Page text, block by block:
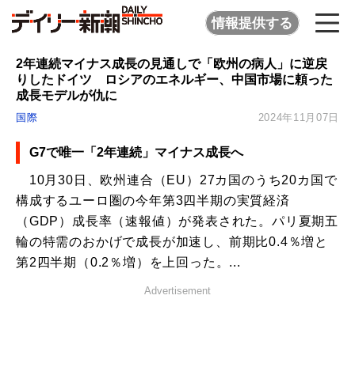
情報提供する
2年連続マイナス成長の見通しで「欧州の病人」に逆戻
りしたドイツ ロシアのエネルギー、中国市場に頼った
成長モデルが仇に
国際 2024年11月07日
G7で唯一「2年連続」マイナス成長へ
10月30日、欧州連合（EU）27カ国のうち20カ国で
構成するユーロ圏の今年第3四半期の実質経済
（GDP）成長率（速報値）が発表された。パリ夏期五
輪の特需のおかげで成長が加速し、前期比0.4％増と
第2四半期（0.2％増）を上回った。...
Advertisement